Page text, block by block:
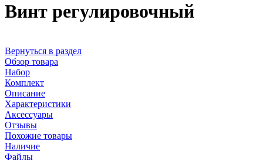
Винт регулировочный
Вернуться в раздел
Обзор товара
Набор
Комплект
Описание
Характеристики
Аксессуары
Отзывы
Похожие товары
Наличие
Файлы